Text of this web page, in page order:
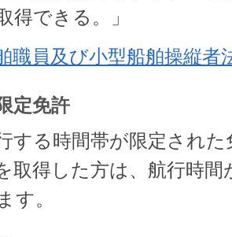
得できる。」
職員及び小型船舶操縦者
定免許
する時間帯が限定され
取得した方は、航行時
す。